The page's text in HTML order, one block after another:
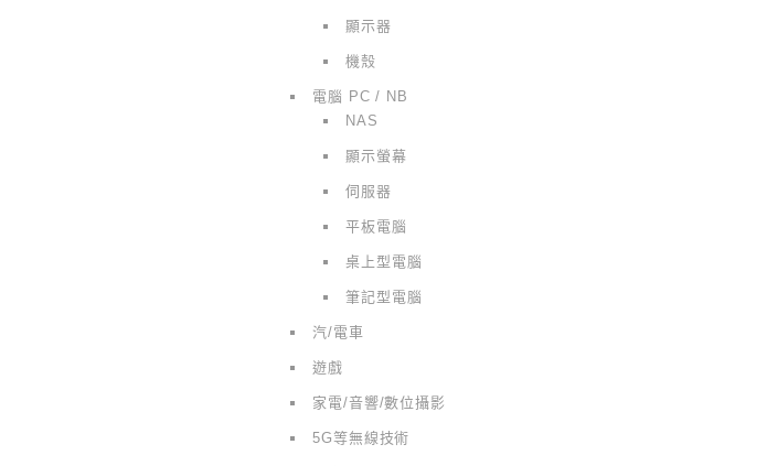
顯示器
機殼
電腦 PC / NB
NAS
顯示螢幕
伺服器
平板電腦
桌上型電腦
筆記型電腦
汽/電車
遊戲
家電/音響/數位攝影
5G等無線技術